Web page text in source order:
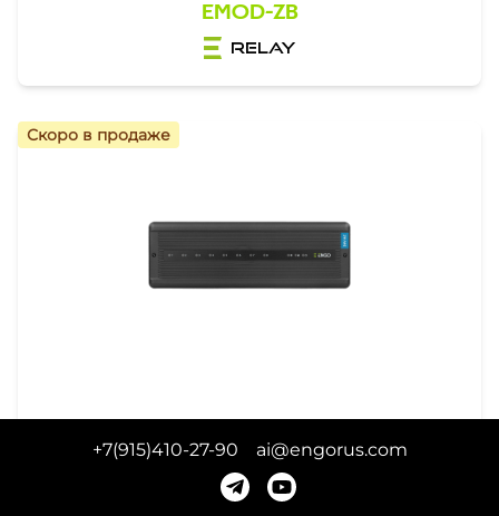
EMOD-ZB
relay
Скоро в продаже
Центр коммутации, 24v
+7(915)410-27-90 ai@engorus.com